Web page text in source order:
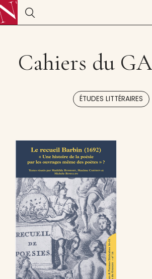
Cahiers du
ÉTUDES LITTÉRAIRES